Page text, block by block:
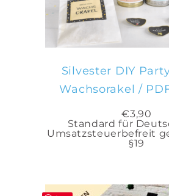
Silvester DIY
Wachsorakel /
€3,90
Standard für
Umsatzsteuerbefreit
§19